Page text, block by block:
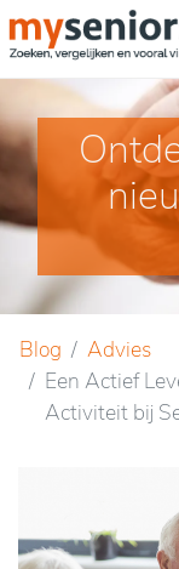
Blog
Advies
Een Actief
Activiteit bij